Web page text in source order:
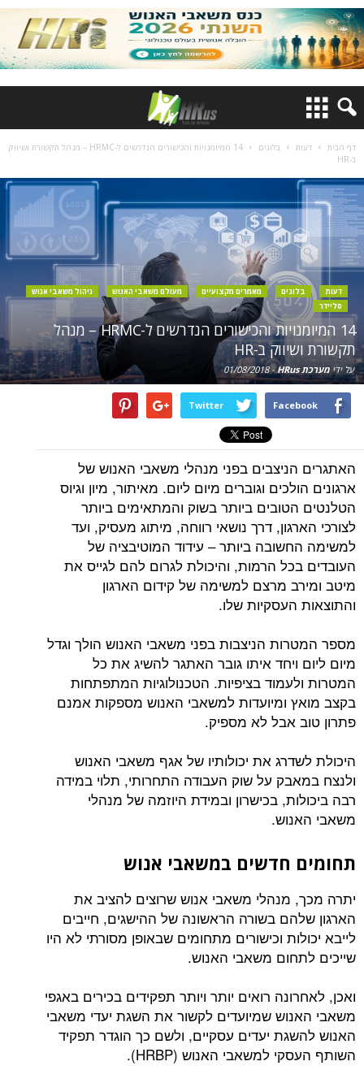
דף הבית דעות בלוגים
14 המיומנויות והכישורים הנדרשים ל-HRMC – מנהל תקשורת ושיווק
ב-HR
דעות בלוגים מאמרים מקצועיים מעולם משאבי האנוש
ניהול משאבי אנוש
סליידר
14 המיומנויות והכישורים הנדרשים ל-HRMC – מנהל
תקשורת ושיווק ב-HR
על ידי מערכת HRus -
01/08/2018
Facebook
Twitter
האתגרים הניצבים בפני מנהלי משאבי האנוש של
ארגונים הולכים וגוברים מיום ליום. מאיתור, מיון וגיוס
הטלנטים הטובים ביותר בשוק והמתאימים ביותר
לצורכי הארגון, דרך נושאי רווחה, מיתוג מעסיק, ועד
למשימה החשובה ביותר – עידוד המוטיבציה של
העובדים בכל הרמות, והיכולת לגרום להם לגייס את
מיטב ומירב מרצם למשימה של קידום הארגון
והתוצאות העסקיות שלו.
מספר המטרות הניצבות בפני משאבי האנוש הולך וגדל
מיום ליום ויחד איתו גובר האתגר להשיג את כל
המטרות ולעמוד בציפיות. הטכנולוגיות המתפתחות
בקצב מואץ ומיועדות למשאבי האנוש מספקות אמנם
פתרון טוב אבל לא מספיק.
היכולת לשדרג את יכולותיו של אגף משאבי האנוש
ולנצח במאבק על שוק העבודה התחרותי, תלוי במידה
רבה ביכולות, בכישרון ובמידת היוזמה של מנהלי
משאבי האנוש.
תחומים חדשים במשאבי אנוש
יתרה מכך, מנהלי משאבי אנוש שרוצים להציב את
הארגון שלהם בשורה הראשונה של ההישגים, חייבים
לייבא יכולות וכישורים מתחומים שבאופן מסורתי לא היו
שייכים לתחום משאבי האנוש.
ואכן, לאחרונה רואים יותר ויותר תפקידים בכירים באגפי
משאבי האנוש שמיועדים לקשור את השגת יעדי משאבי
האנוש להשגת יעדים עסקיים, ולשם כך הוגדר תפקיד
השותף העסקי למשאבי האנוש (HRBP).